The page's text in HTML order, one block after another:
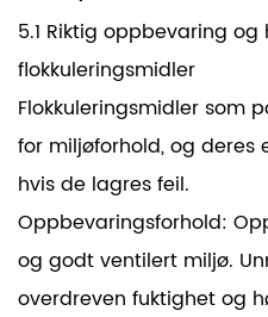
5.1 Riktig oppbevaring
flokkuleringsmidler
Flokkuleringsmidler som
for miljøforhold, og deres
hvis de lagres feil.
Oppbevaringsforhold:
og godt ventilert miljø.
overdreven fuktighet og